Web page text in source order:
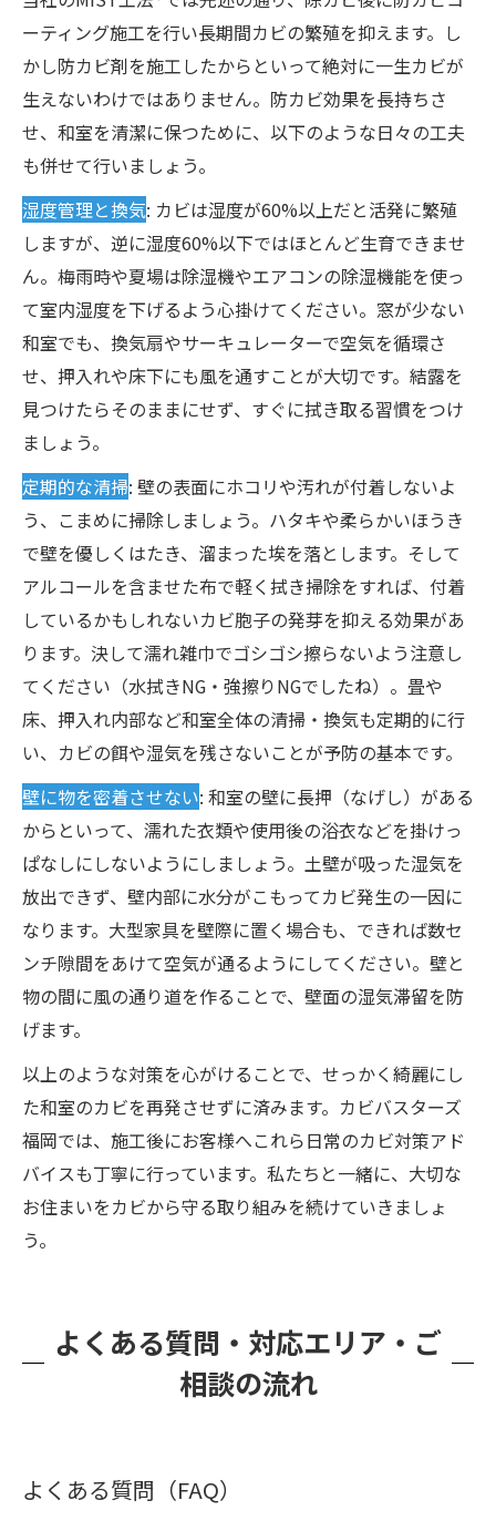
ーティング施工を行い長期間カビの繁殖を抑えます。し
かし防カビ剤を施工したからといって絶対に一生カビが
生えないわけではありません。防カビ効果を長持ちさ
せ、和室を清潔に保つために、以下のような日々の工夫
も併せて行いましょう。
湿度管理と換気: カビは湿度が60%以上だと活発に繁殖
しますが、逆に湿度60%以下ではほとんど生育できませ
ん。梅雨時や夏場は除湿機やエアコンの除湿機能を使っ
て室内湿度を下げるよう心掛けてください。窓が少ない
和室でも、換気扇やサーキュレーターで空気を循環さ
せ、押入れや床下にも風を通すことが大切です。結露を
見つけたらそのままにせず、すぐに拭き取る習慣をつけ
ましょう。
定期的な清掃: 壁の表面にホコリや汚れが付着しないよ
う、こまめに掃除しましょう。ハタキや柔らかいほうき
で壁を優しくはたき、溜まった埃を落とします。そして
アルコールを含ませた布で軽く拭き掃除をすれば、付着
しているかもしれないカビ胞子の発芽を抑える効果があ
ります。決して濡れ雑巾でゴシゴシ擦らないよう注意し
てください（水拭きNG・強擦りNGでしたね）。畳や
床、押入れ内部など和室全体の清掃・換気も定期的に行
い、カビの餌や湿気を残さないことが予防の基本です。
壁に物を密着させない: 和室の壁に長押（なげし）がある
からといって、濡れた衣類や使用後の浴衣などを掛けっ
ぱなしにしないようにしましょう。土壁が吸った湿気を
放出できず、壁内部に水分がこもってカビ発生の一因に
なります。大型家具を壁際に置く場合も、できれば数セ
ンチ隙間をあけて空気が通るようにしてください。壁と
物の間に風の通り道を作ることで、壁面の湿気滞留を防
げます。
以上のような対策を心がけることで、せっかく綺麗にし
た和室のカビを再発させずに済みます。カビバスターズ
福岡では、施工後にお客様へこれら日常のカビ対策アド
バイスも丁寧に行っています。私たちと一緒に、大切な
お住まいをカビから守る取り組みを続けていきましょ
う。
よくある質問・対応エリア・ご
相談の流れ
よくある質問（FAQ）